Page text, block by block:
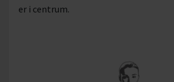
er i centrum.